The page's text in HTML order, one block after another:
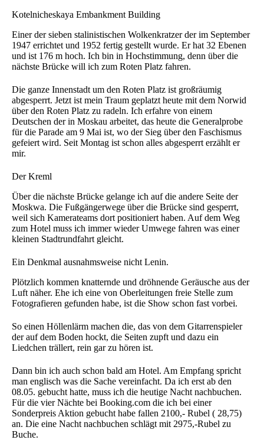
Kotelnicheskaya Embankment Building
Einer der sieben stalinistischen Wolkenkratzer der im September
1947 errichtet und 1952 fertig gestellt wurde. Er hat 32 Ebenen
und ist 176 m hoch. Ich bin in Hochstimmung, denn über die
nächste Brücke will ich zum Roten Platz fahren.
Die ganze Innenstadt um den Roten Platz ist großräumig
abgesperrt. Jetzt ist mein Traum geplatzt heute mit dem Norwid
über den Roten Platz zu radeln. Ich erfahre von einem
Deutschen der in Moskau arbeitet, das heute die Generalprobe
für die Parade am 9 Mai ist, wo der Sieg über den Faschismus
gefeiert wird. Seit Montag ist schon alles abgesperrt erzählt er
mir.
Der Kreml
Über die nächste Brücke gelange ich auf die andere Seite der
Moskwa. Die Fußgängerwege über die Brücke sind gesperrt,
weil sich Kamerateams dort positioniert haben. Auf dem Weg
zum Hotel muss ich immer wieder Umwege fahren was einer
kleinen Stadtrundfahrt gleicht.
Ein Denkmal ausnahmsweise nicht Lenin.
Plötzlich kommen knatternde und dröhnende Geräusche aus der
Luft näher. Ehe ich eine von Oberleitungen freie Stelle zum
Fotografieren gefunden habe, ist die Show schon fast vorbei.
So einen Höllenlärm machen die, das von dem Gitarrenspieler
der auf dem Boden hockt, die Seiten zupft und dazu ein
Liedchen trällert, rein gar zu hören ist.
Dann bin ich auch schon bald am Hotel. Am Empfang spricht
man englisch was die Sache vereinfacht. Da ich erst ab den
08.05. gebucht hatte, muss ich die heutige Nacht nachbuchen.
Für die vier Nächte bei Booking.com die ich bei einer
Sonderpreis Aktion gebucht habe fallen 2100,- Rubel ( 28,75)
an. Die eine Nacht nachbuchen schlägt mit 2975,-Rubel zu
Buche.